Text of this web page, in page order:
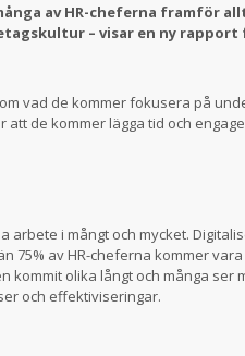
av HR-cheferna framför
– visar en ny
vad de kommer fokusera på
de kommer lägga tid och
arbete i mångt och mycket.
75% av HR-cheferna kommer
kommit olika långt och många ser
och effektiviseringar.